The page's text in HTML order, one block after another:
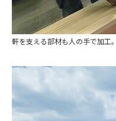
軒を支える部材も人の手で加工。